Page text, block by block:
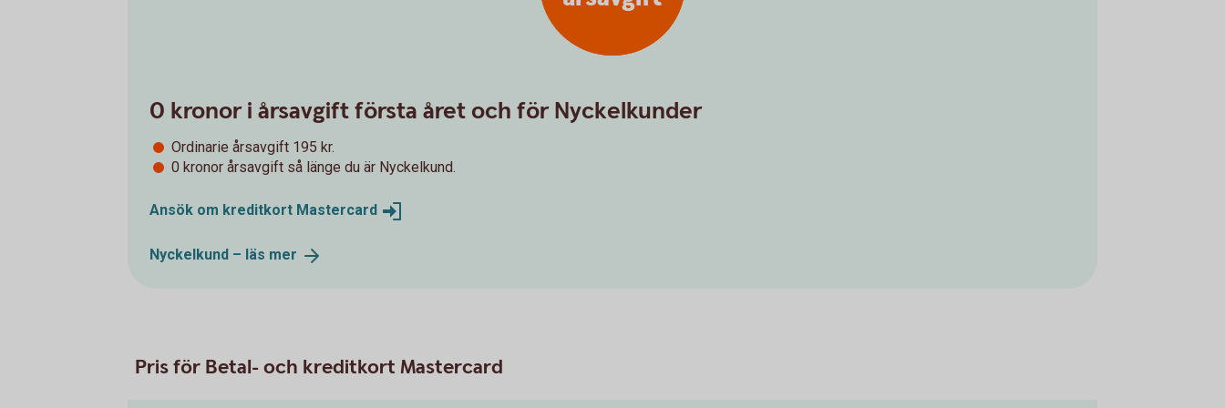
0 kronor i årsavgift första året och för Nyckelkunder
Ordinarie årsavgift 195 kr.
0 kronor årsavgift så länge du är Nyckelkund.
Ansök om kreditkort Mastercard
Nyckelkund – läs mer
Pris för Betal- och kreditkort Mastercard